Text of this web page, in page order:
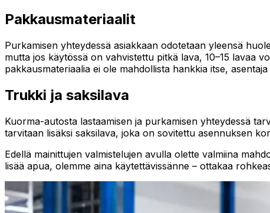
Pakkausmateriaalit
Purkamisen yhteydessä asiakkaan odotetaan yleensä
mutta jos käytössä on vahvistettu pitkä lava, 10–15 lavaa
pakkausmateriaalia ei ole mahdollista hankkia itse,
Trukki ja saksilava
Kuorma-autosta lastaamisen ja purkamisen yhteydessä
tarvitaan lisäksi saksilava, joka on sovitettu asennuksen
Edellä mainittujen valmistelujen avulla olette valmiina
lisää apua, olemme aina käytettävissänne – ottakaa